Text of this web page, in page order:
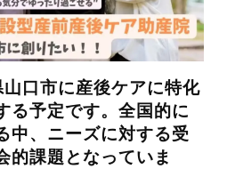
口市に産後ケアに特化
る予定です。全国的に
中、ニーズに対する受
的課題となっていま